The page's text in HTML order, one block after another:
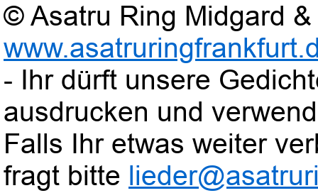
© Asatru Ring Midgard
- Ihr dürft unsere
ausdrucken und
Falls Ihr etwas weiter
fragt bitte